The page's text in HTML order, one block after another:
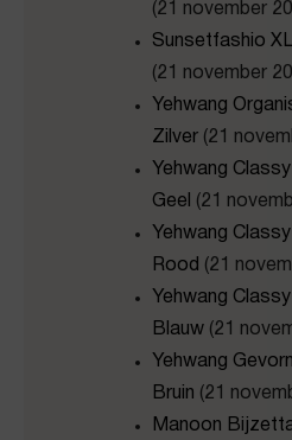
(21 november
Sunsetfashio
(21 november
Yehwang
Zilver (21
Yehwang
Geel
(21
Yehwang
Rood (21
Yehwang
Blauw (21
Yehwang
Bruin (21
Manoon